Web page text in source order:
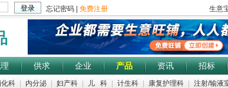
供求 企业 产品 资讯 招标
科 内分泌 妇产科 儿 科 计生科 康复护理科 注射/输液